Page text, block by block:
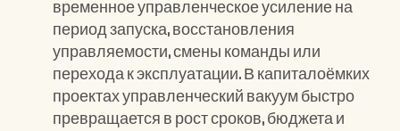
временное управленческое усиление на
период запуска, восстановления
управляемости, смены команды или
перехода к эксплуатации. В капиталоёмких
проектах управленческий вакуум быстро
превращается в рост сроков, бюджета и